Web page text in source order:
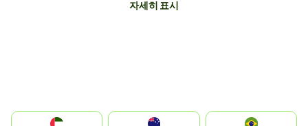
자세히 표시